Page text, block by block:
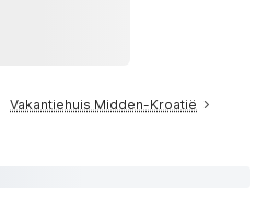
Vakantiehuis Midden-Kroatië